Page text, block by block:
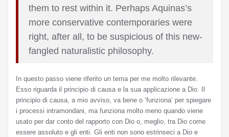
them to rest within it. Perhaps Aquinas’s
more conservative contemporaries were
right, after all, to be suspicious of this new-
fangled naturalistic philosophy.
In questo passo viene riferito un tema per me molto rilevante.
Esso riguarda il principio di causa e la sua applicazione a Dio. Il
principio di causa, a mio avviso, va bene o ‘funziona’ per spiegare
i processi intramondani, ma funziona molto meno quando viene
usato per dar conto del rapporto con Dio o, meglio, tra Dio come
essere assoluto e gli enti. Gli enti non sono estrinseci a Dio e